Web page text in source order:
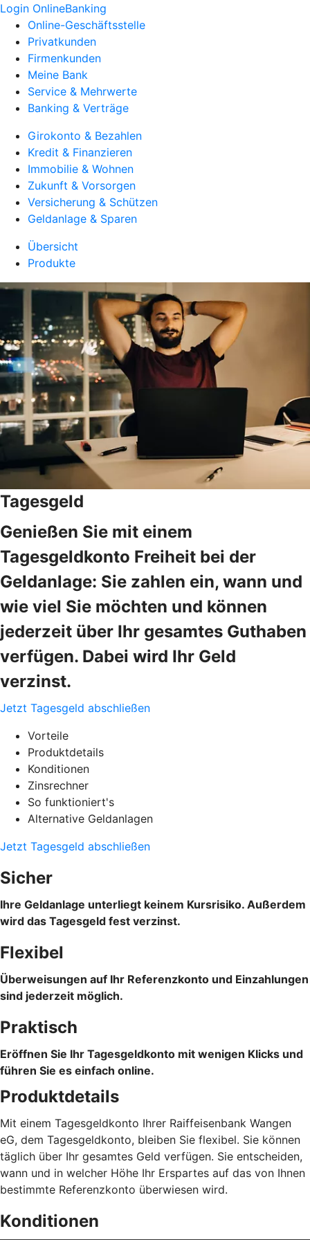
Login OnlineBanking
Online-Geschäftsstelle
Privatkunden
Firmenkunden
Meine Bank
Service & Mehrwerte
Banking & Verträge
Girokonto & Bezahlen
Kredit & Finanzieren
Immobilie & Wohnen
Zukunft & Vorsorgen
Versicherung & Schützen
Geldanlage & Sparen
Übersicht
Produkte
Tagesgeld
Genießen Sie mit einem
Tagesgeldkonto Freiheit bei der
Geldanlage: Sie zahlen ein, wann und
wie viel Sie möchten und können
jederzeit über Ihr gesamtes Guthaben
verfügen. Dabei wird Ihr Geld
verzinst.
Jetzt Tagesgeld abschließen
Vorteile
Produktdetails
Konditionen
Zinsrechner
So funktioniert's
Alternative Geldanlagen
Jetzt Tagesgeld abschließen
Sicher
Ihre Geldanlage unterliegt keinem Kursrisiko. Außerdem
wird das Tagesgeld fest verzinst.
Flexibel
Überweisungen auf Ihr Referenzkonto und Einzahlungen
sind jederzeit möglich.
Praktisch
Eröffnen Sie Ihr Tagesgeldkonto mit wenigen Klicks und
führen Sie es einfach online.
Produktdetails
Mit einem Tagesgeldkonto Ihrer Raiffeisenbank Wangen
eG, dem Tagesgeldkonto, bleiben Sie flexibel. Sie können
täglich über Ihr gesamtes Geld verfügen. Sie entscheiden,
wann und in welcher Höhe Ihr Erspartes auf das von Ihnen
bestimmte Referenzkonto überwiesen wird.
Konditionen